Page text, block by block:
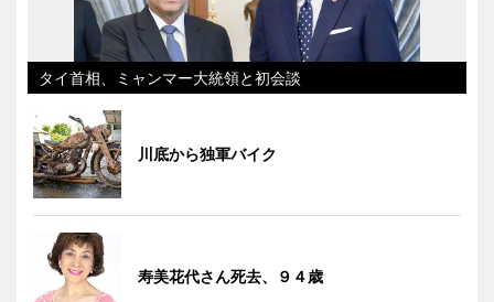
タイ首相、ミャンマー大統領と初会談
川底から独軍バイク
寿美花代さん死去、９４歳